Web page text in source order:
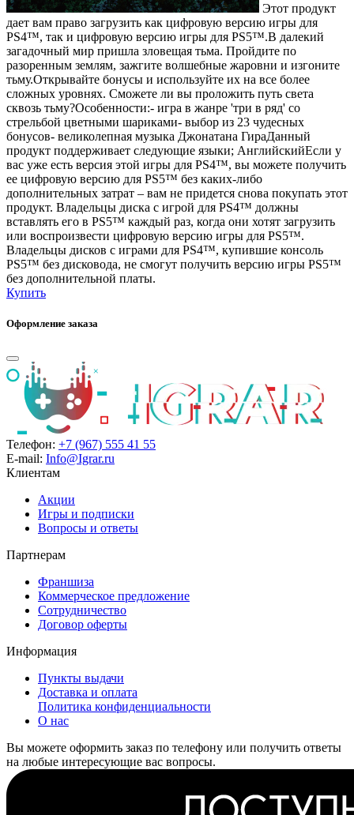
Этот продукт
дает вам право загрузить как цифровую версию игры для
PS4™, так и цифровую версию игры для PS5™.В далекий
загадочный мир пришла зловещая тьма. Пройдите по
разоренным землям, зажгите волшебные жаровни и изгоните
тьму.Открывайте бонусы и используйте их на все более
сложных уровнях. Сможете ли вы проложить путь света
сквозь тьму?Особенности:- игра в жанре 'три в ряд' со
стрельбой цветными шариками- выбор из 23 чудесных
бонусов- великолепная музыка Джонатана ГираДанный
продукт поддерживает следующие языки; АнглийскийЕсли у
вас уже есть версия этой игры для PS4™, вы можете получить
ее цифровую версию для PS5™ без каких-либо
дополнительных затрат – вам не придется снова покупать этот
продукт. Владельцы диска с игрой для PS4™ должны
вставлять его в PS5™ каждый раз, когда они хотят загрузить
или воспроизвести цифровую версию игры для PS5™.
Владельцы дисков с играми для PS4™, купившие консоль
PS5™ без дисковода, не смогут получить версию игры PS5™
без дополнительной платы.
Купить
Оформление заказа
Телефон: +7 (967) 555 41 55
E-mail: Info@Igrar.ru
Клиентам
Акции
Игры и подписки
Вопросы и ответы
Партнерам
Франшиза
Коммерческое предложение
Сотрудничество
Договор оферты
Информация
Пункты выдачи
Доставка и оплата
Политика конфиденциальности
О нас
Вы можете оформить заказ по телефону или получить ответы
на любые интересующие вас вопросы.